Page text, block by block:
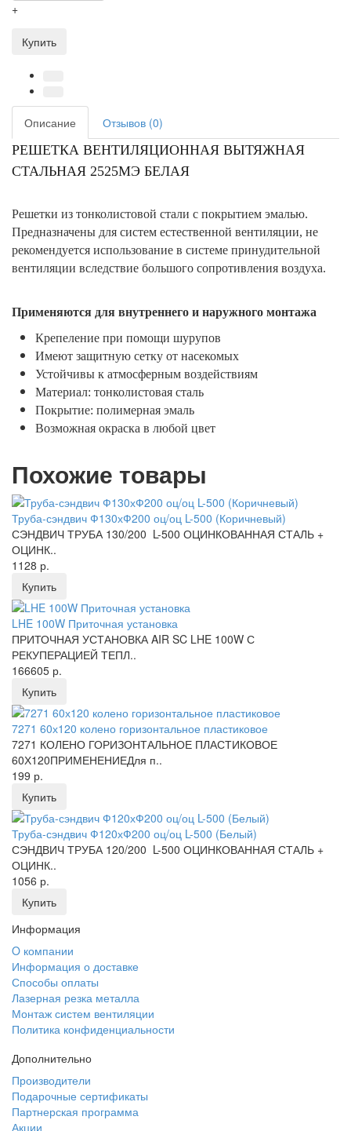
+
Купить
Описание
Отзывов (0)
РЕШЕТКА ВЕНТИЛЯЦИОННАЯ ВЫТЯЖНАЯ
СТАЛЬНАЯ 2525МЭ БЕЛАЯ
Решетки из тонколистовой стали с покрытием эмалью.
Предназначены для систем естественной вентиляции, не
рекомендуется использование в системе принудительной
вентиляции вследствие большого сопротивления воздуха.
Применяются для внутреннего и наружного монтажа
Крепеление при помощи шурупов
Имеют защитную сетку от насекомых
Устойчивы к атмосферным воздействиям
Материал: тонколистовая сталь
Покрытие: полимерная эмаль
Возможная окраска в любой цвет
Похожие товары
Труба-сэндвич Ф130хФ200 оц/оц L-500 (Коричневый)
СЭНДВИЧ ТРУБА 130/200 L-500 ОЦИНКОВАННАЯ СТАЛЬ +
ОЦИНК..
1128 р.
Купить
LHE 100W Приточная установка
ПРИТОЧНАЯ УСТАНОВКА AIR SC LHE 100W С
РЕКУПЕРАЦИЕЙ ТЕПЛ..
166605 р.
Купить
7271 60х120 колено горизонтальное пластиковое
7271 КОЛЕНО ГОРИЗОНТАЛЬНОЕ ПЛАСТИКОВОЕ
60Х120ПРИМЕНЕНИЕДля п..
199 р.
Купить
Труба-сэндвич Ф120хФ200 оц/оц L-500 (Белый)
СЭНДВИЧ ТРУБА 120/200 L-500 ОЦИНКОВАННАЯ СТАЛЬ +
ОЦИНК..
1056 р.
Купить
Информация
O компании
Информация о доставке
Способы оплаты
Лазерная резка металла
Монтаж систем вентиляции
Политика конфиденциальности
Дополнительно
Производители
Подарочные сертификаты
Партнерская программа
Акции